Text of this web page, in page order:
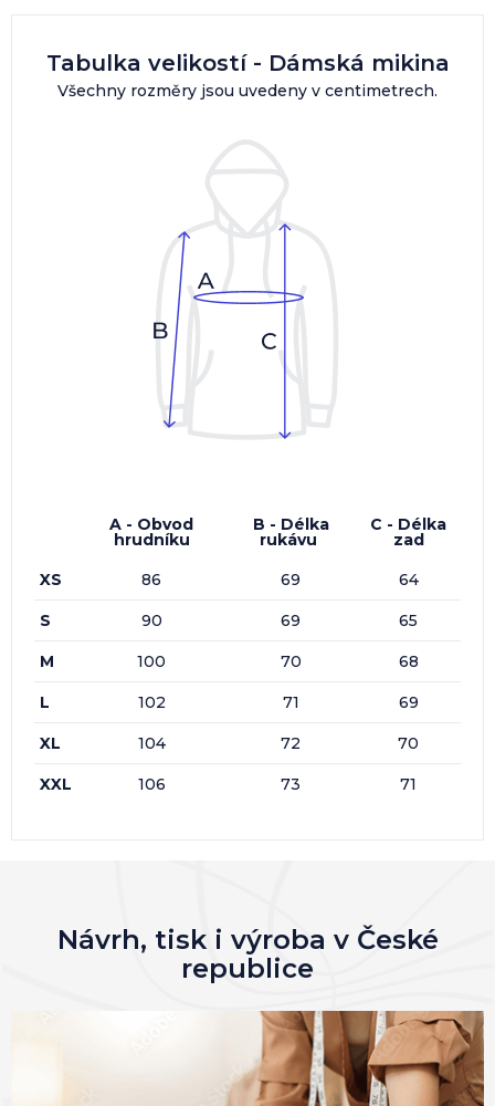
Tabulka velikostí - Dámská mikina
Všechny rozměry jsou uvedeny v centimetrech.
A - Obvod
hrudníku
B - Délka
rukávu
C - Délka
zad
XS
86 69 64
S 90 69 65
M 100 70 68
L 102 71 69
XL 104 72 70
XXL 106 73 71
Návrh, tisk i výroba v České
republice